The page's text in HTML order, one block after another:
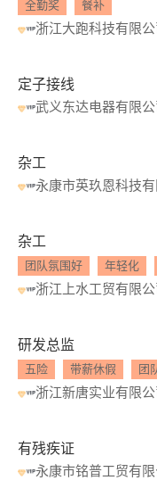
全勤奖 餐补
浙江大跑科技有限公
定子接线
武义东达电器有限公
杂工
永康市英玖恩科技有
杂工
团队氛围好 年轻化
浙江上水工贸有限公
研发总监
五险 带薪休假 团
浙江新唐实业有限公
有残疾证
永康市铭普工贸有限